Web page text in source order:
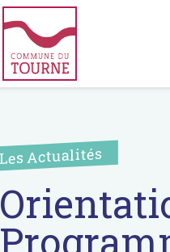
Les Actualités